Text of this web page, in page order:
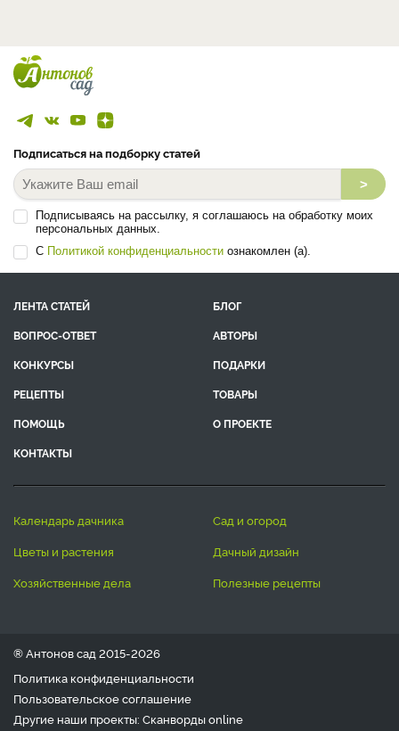
Подписаться на подборку статей
>
Подписываясь на рассылку, я соглашаюсь на обработку моих
персональных данных.
С Политикой конфиденциальности ознакомлен (а).
ЛЕНТА СТАТЕЙ
БЛОГ
ВОПРОС-ОТВЕТ
АВТОРЫ
КОНКУРСЫ
ПОДАРКИ
РЕЦЕПТЫ
ТОВАРЫ
ПОМОЩЬ
О ПРОЕКТЕ
КОНТАКТЫ
календарь дачника
сад и огород
цветы и растения
дачный дизайн
хозяйственные дела
полезные рецепты
® Антонов сад 2015-2026
Политика конфиденциальности
Пользовательское соглашение
Другие наши проекты: Сканвордыonline